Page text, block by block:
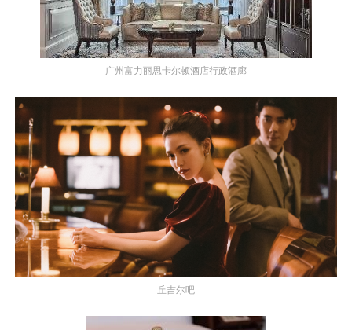
广州富力丽思卡尔顿酒店行政酒廊
丘吉尔吧